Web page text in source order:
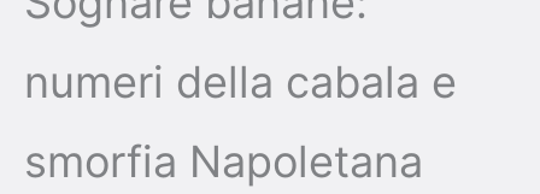
numeri della cabala e
smorfia Napoletana